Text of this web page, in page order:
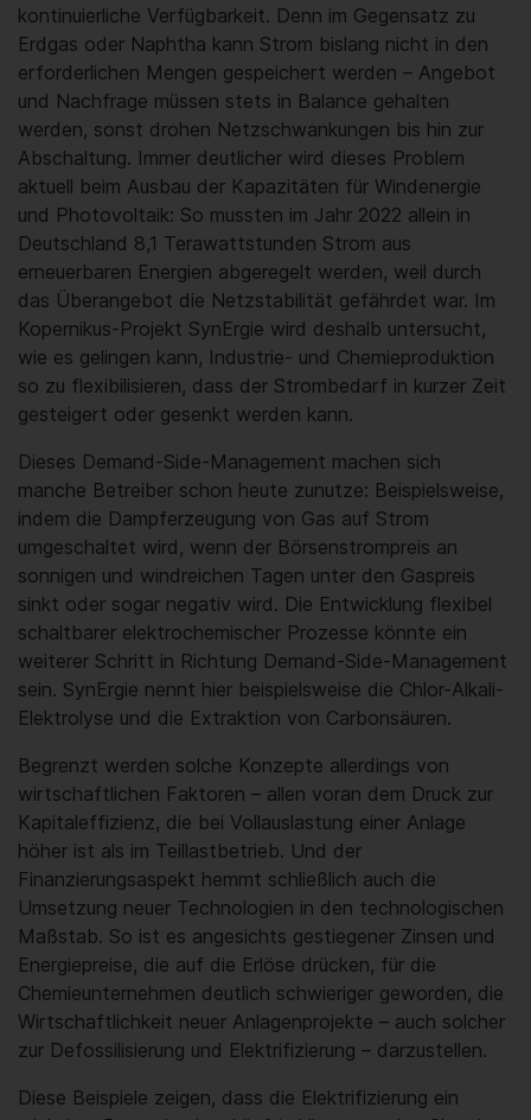
kontinuierliche Verfügbarkeit. Denn im Gegensatz zu
Erdgas oder Naphtha kann Strom bislang nicht in den
erforderlichen Mengen gespeichert werden – Angebot
und Nachfrage müssen stets in Balance gehalten
werden, sonst drohen Netzschwankungen bis hin zur
Abschaltung. Immer deutlicher wird dieses Problem
aktuell beim Ausbau der Kapazitäten für Windenergie
und Photovoltaik: So mussten im Jahr 2022 allein in
Deutschland 8,1 Terawattstunden Strom aus
erneuerbaren Energien abgeregelt werden, weil durch
das Überangebot die Netzstabilität gefährdet war. Im
Kopernikus-Projekt SynErgie wird deshalb untersucht,
wie es gelingen kann, Industrie- und Chemieproduktion
so zu flexibilisieren, dass der Strombedarf in kurzer Zeit
gesteigert oder gesenkt werden kann.
Dieses Demand-Side-Management machen sich
manche Betreiber schon heute zunutze: Beispielsweise,
indem die Dampferzeugung von Gas auf Strom
umgeschaltet wird, wenn der Börsenstrompreis an
sonnigen und windreichen Tagen unter den Gaspreis
sinkt oder sogar negativ wird. Die Entwicklung flexibel
schaltbarer elektrochemischer Prozesse könnte ein
weiterer Schritt in Richtung Demand-Side-Management
sein. SynErgie nennt hier beispielsweise die Chlor-Alkali-
Elektrolyse und die Extraktion von Carbonsäuren.
Begrenzt werden solche Konzepte allerdings von
wirtschaftlichen Faktoren – allen voran dem Druck zur
Kapitaleffizienz, die bei Vollauslastung einer Anlage
höher ist als im Teillastbetrieb. Und der
Finanzierungsaspekt hemmt schließlich auch die
Umsetzung neuer Technologien in den technologischen
Maßstab. So ist es angesichts gestiegener Zinsen und
Energiepreise, die auf die Erlöse drücken, für die
Chemieunternehmen deutlich schwieriger geworden, die
Wirtschaftlichkeit neuer Anlagenprojekte – auch solcher
zur Defossilisierung und Elektrifizierung – darzustellen.
Diese Beispiele zeigen, dass die Elektrifizierung ein